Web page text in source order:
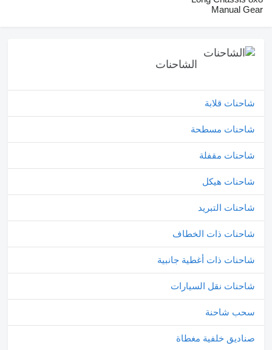
Manual Gear
الشاحنات
شاحنات قلابة
شاحنات مسطحة
شاحنات مقفلة
شاحنات هيكل
شاحنات التبريد
شاحنات ذات الخطاف
شاحنات ذات أغطية جانبية
شاحنات نقل السيارات
سحب شاحنة
صناديق خلفية مغطاة